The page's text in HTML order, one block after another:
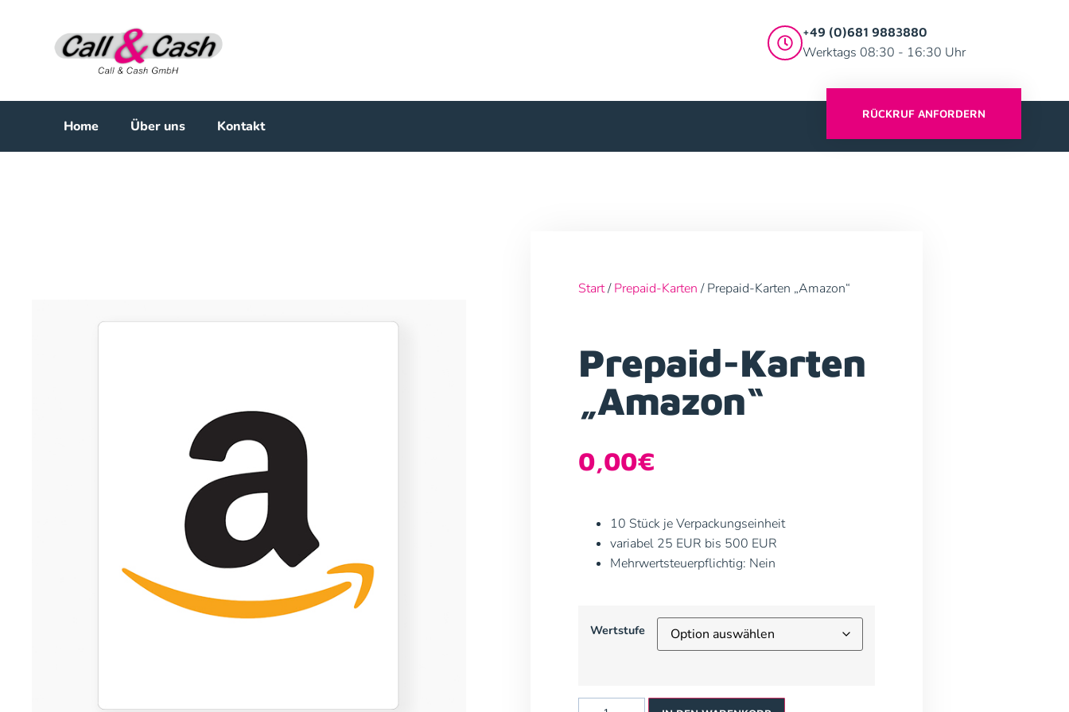
+49 (0)681 9883880
Werktags 08:30 - 16:30 Uhr
Home Über uns Kontakt
RÜCKRUF ANFORDERN
Start/Prepaid-Karten/ Prepaid-Karten „Amazon“
Prepaid-Karten
„Amazon“
0,00€
10 Stück je Verpackungseinheit
variabel 25 EUR bis 500 EUR
Mehrwertsteuerpflichtig: Nein
Wertstufe